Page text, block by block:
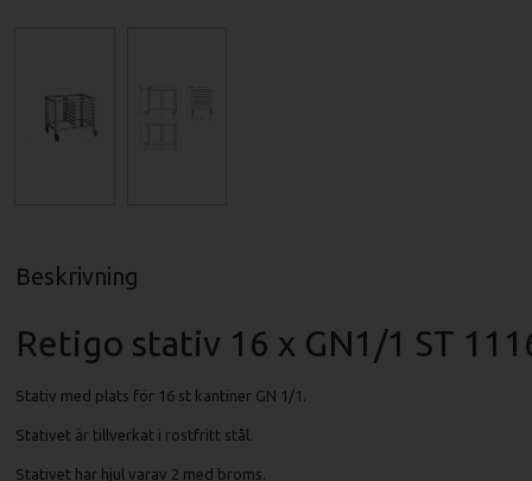
Beskrivning
Retigo stativ 16 x GN1/1 ST
Stativ med plats för 16 st kantiner GN 1/1.
Stativet är tillverkat i rostfritt stål.
Stativet har hjul varav 2 med broms.